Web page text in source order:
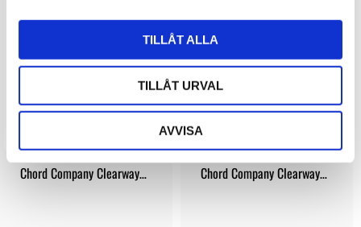
TILLÅT ALLA
TILLÅT URVAL
AVVISA
Chord Company ClearwayX Chord Company ClearwayX